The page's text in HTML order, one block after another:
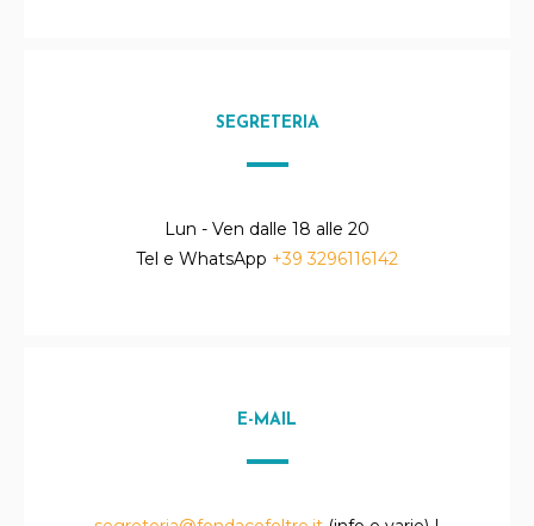
SEGRETERIA
Lun - Ven dalle 18 alle 20
Tel e WhatsApp +39 3296116142
E-MAIL